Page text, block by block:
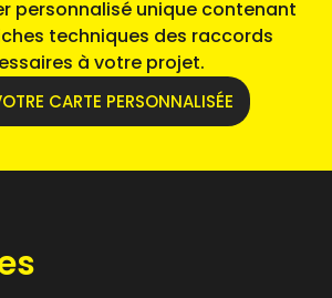
personnalisé unique contenant
techniques des raccords
à votre projet.
CARTE PERSONNALISÉE